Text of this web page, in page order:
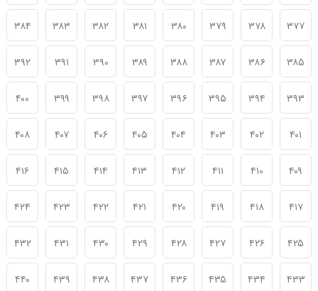
۳۷۷ ۳۷۸ ۳۷۹ ۳۸۰ ۳۸۱ ۳۸۲ ۳۸۳ ۳۸۴
۳۸۵ ۳۸۶ ۳۸۷ ۳۸۸ ۳۸۹ ۳۹۰ ۳۹۱ ۳۹۲
۳۹۳ ۳۹۴ ۳۹۵ ۳۹۶ ۳۹۷ ۳۹۸ ۳۹۹ ۴۰۰
۴۰۱ ۴۰۲ ۴۰۳ ۴۰۴ ۴۰۵ ۴۰۶ ۴۰۷ ۴۰۸
۴۰۹ ۴۱۰ ۴۱۱ ۴۱۲ ۴۱۳ ۴۱۴ ۴۱۵ ۴۱۶
۴۱۷ ۴۱۸ ۴۱۹ ۴۲۰ ۴۲۱ ۴۲۲ ۴۲۳ ۴۲۴
۴۲۵ ۴۲۶ ۴۲۷ ۴۲۸ ۴۲۹ ۴۳۰ ۴۳۱ ۴۳۲
۴۳۳ ۴۳۴ ۴۳۵ ۴۳۶ ۴۳۷ ۴۳۸ ۴۳۹ ۴۴۰